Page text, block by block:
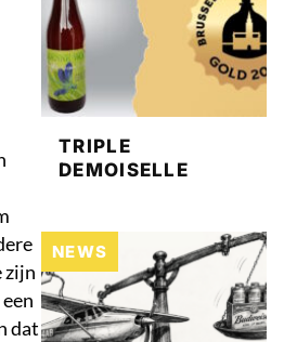
zijn
dat
TRIPLE
DEMOISELLE
NEWS